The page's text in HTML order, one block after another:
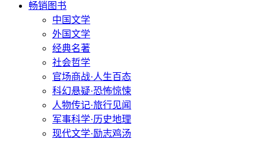
畅销图书
中国文学
外国文学
经典名著
社会哲学
官场商战·人生百态
科幻悬疑·恐怖惊悚
人物传记·旅行见闻
军事科学·历史地理
现代文学·励志鸡汤